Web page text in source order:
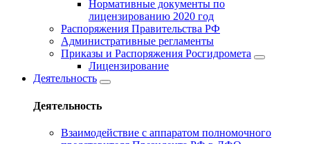
Нормативные документы по
лицензированию 2020 год
Распоряжения Правительства РФ
Административные регламенты
Приказы и Распоряжения Росгидромета
Лицензирование
Деятельность
Деятельность
Взаимодействие с аппаратом полномочного